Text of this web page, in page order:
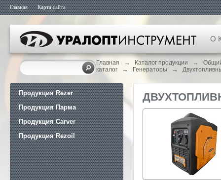
Главная Карта сайта
О
Главная → Каталог продукции →
каталог
→ Генераторы →
Продукция Rezer
Продукция Парма
Продукция Carver
Продукция Rezoil